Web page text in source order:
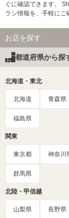
ぐに確認できます。
ラシ情報を、手軽にご
お店を探す
都道府県から探
北海道・東北
北海道 青森県
福島県
関東
東京都 神奈川
群馬県
北陸・甲信越
山梨県 長野県